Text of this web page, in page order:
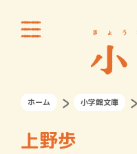
ホーム 小学館文庫
上野歩